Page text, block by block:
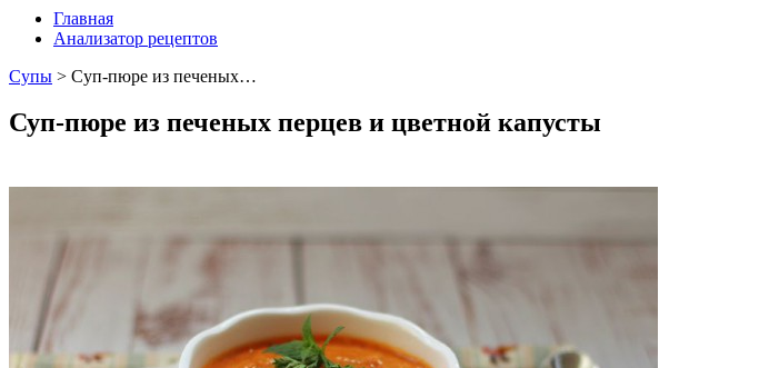
Главная
Анализатор рецептов
Супы > Суп-пюре из печеных…
Суп-пюре из печеных перцев и цветной капусты